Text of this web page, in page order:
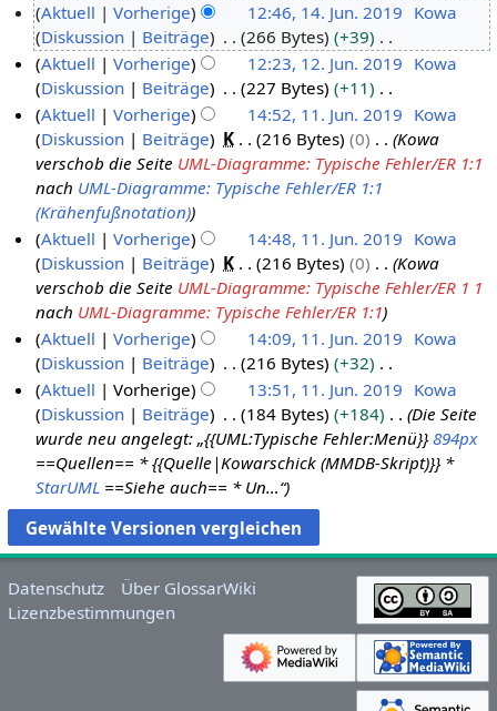
u
0
Aktuell
Vorherige 12:46, 14. Jun. 2019 Kowa
Diskussion
Beiträge 266 Bytes
+39
K
e
i
n
e
B
e
a
r
b
e
i
t
u
n
g
s
u
s
a
m
e
2
9
Aktuell Vorherige 12:23, 12. Jun. 2019 Kowa
Diskussion
Beiträge 227 Bytes
+11
K
e
i
n
e
B
e
a
r
b
e
i
t
u
g
z
u
a
m
u
0
9
Aktuell Vorherige 14:52, 11. Jun. 2019 Kowa
Diskussion
Beiträge K 216 Bytes 0
Kowa
verschob die Seite UML-Diagramme: Typische Fehler/ER 1:1
nach UML-Diagramme: Typische Fehler/ER 1:1
(Krähenfußnotation)
Aktuell
Vorherige 14:48, 11. Jun. 2019 Kowa
Diskussion
Beiträge K 216 Bytes 0
Kowa
verschob die Seite UML-Diagramme: Typische Fehler/ER 1 1
nach UML-Diagramme: Typische Fehler/ER 1:1
Aktuell
Vorherige 14:09, 11. Jun. 2019 Kowa
Diskussion
Beiträge 216 Bytes
+32
K
e
i
n
e
B
e
a
r
b
Aktuell Vorherige 13:51, 11. Jun. 2019 Kowa
Diskussion
Beiträge 184 Bytes +184
Die Seite
wurde neu angelegt: „{{UML:Typische Fehler:Menü}}894px
==Quellen== * {{Quelle|Kowarschick (MMDB-Skript)}} *
StarUML ==Siehe auch== * Un…“
Datenschutz
Über GlossarWiki
Lizenzbestimmungen